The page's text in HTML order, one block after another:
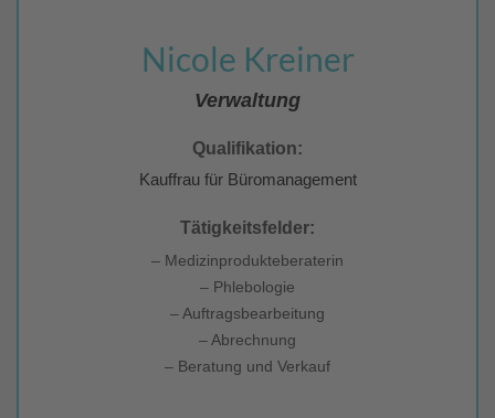
Nicole Kreiner
Verwaltung
Qualifikation:
Kauffrau für Büromanagement
Tätigkeitsfelder:
– Medizinprodukteberaterin
– Phlebologie
– Auftragsbearbeitung
– Abrechnung
– Beratung und Verkauf